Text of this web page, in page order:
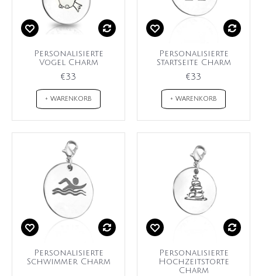
Personalisierte
Vogel Charm
€33
+ WARENKORB
Personalisierte
Startseite Charm
€33
+ WARENKORB
Personalisierte
Schwimmer Charm
Personalisierte
Hochzeitstorte
Charm